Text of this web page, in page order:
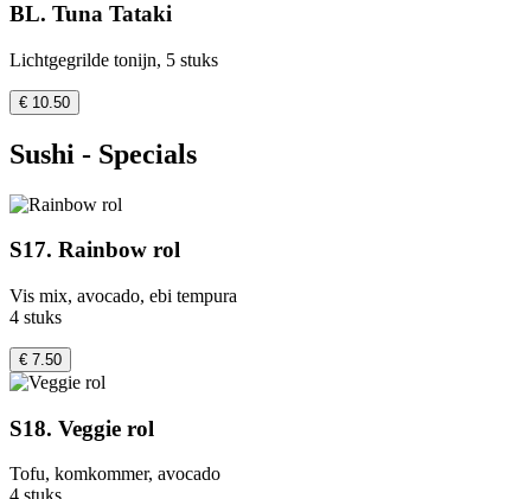
BL. Tuna Tataki
Lichtgegrilde tonijn, 5 stuks
€ 10.50
Sushi - Specials
S17. Rainbow rol
Vis mix, avocado, ebi tempura
4 stuks
€ 7.50
S18. Veggie rol
Tofu, komkommer, avocado